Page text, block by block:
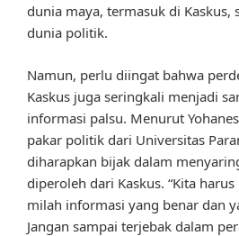
dunia maya, termasuk di Kaskus,
dunia politik.
Namun, perlu diingat bahwa
Kaskus juga seringkali menjadi
informasi palsu. Menurut
pakar politik dari Universitas
diharapkan bijak dalam
diperoleh dari Kaskus. “Kita
milah informasi yang benar dan
Jangan sampai terjebak dalam